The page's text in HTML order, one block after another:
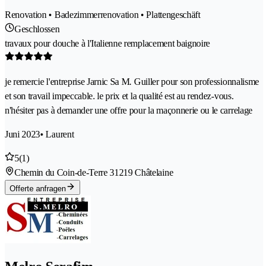
Renovation • Badezimmerrenovation • Plattengeschäft
Geschlossen
travaux pour douche à l'Italienne remplacement baignoire
je remercie l'entreprise Jarnic Sa M. Guiller pour son professionnalisme
et son travail impeccable. le prix et la qualité est au rendez-vous.
n'hésiter pas à demander une offre pour la maçonnerie ou le carrelage
Juni 2023• Laurent
5(1)
Chemin du Coin-de-Terre 31219 Châtelaine
Offerte anfragen